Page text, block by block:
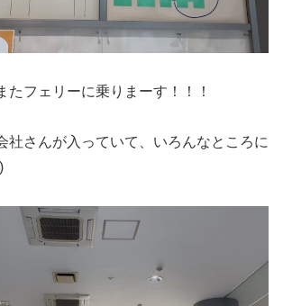
たフェリーに乗りまーす！！！
社さんが入っていて、いろんなところに